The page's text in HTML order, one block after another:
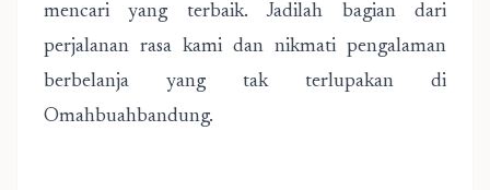
mencari yang terbaik. Jadilah bagian dari
perjalanan rasa kami dan nikmati pengalaman
berbelanja yang tak terlupakan di
Omahbuahbandung.